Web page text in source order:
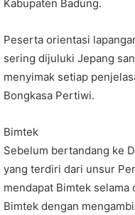
Kabupaten Badung.
Peserta orientasi
sering dijuluki Jepang
menyimak setiap
Bongkasa Pertiwi.
Bimtek
Sebelum bertandang ke
yang terdiri dari unsur
mendapat Bimtek selama
Bimtek dengan